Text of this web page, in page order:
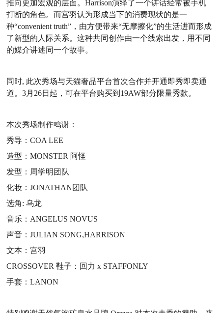
推向更加宏观的层面。Harrison演绎了一个讲话经常被手机
打断的角色。而宫羽认为形成当下的消费现状的是一
种“convenient truth”，由方便带来“无摩擦化”的生活进而形成
了新型的人际关系。这种共同创作由一个线索出发，用不同
的媒介讲述同一个故事。
同时, 此次秀场与天猫奢品平台首次合作并开通即秀即卖通
道。3月26日起，可在平台购买到19AW部分限量秀款。
本次秀场制作鸣谢：
秀导：COA LEE
造型：MONSTER 阿怪
发型：周学明团队
化妆：JONATHAN团队
选角: 乌龙
音乐：ANGELUS NOVUS
声音：JULIAN SONG,HARRISON
文本：宫羽
CROSSOVER 鞋子：回力 x STAFFONLY
手套：LANON